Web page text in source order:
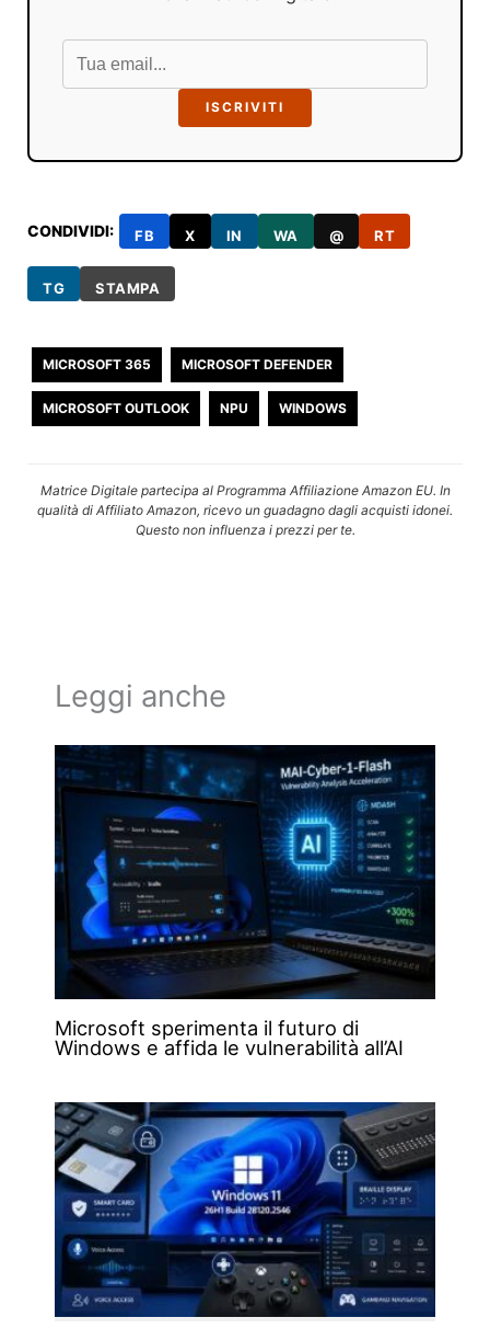
ISCRIVITI
CONDIVIDI: FB X IN WA @ RT
TG STAMPA
MICROSOFT 365 MICROSOFT DEFENDER
MICROSOFT OUTLOOK NPU WINDOWS
Matrice Digitale partecipa al Programma Affiliazione Amazon EU. In
qualità di Affiliato Amazon, ricevo un guadagno dagli acquisti idonei.
Questo non influenza i prezzi per te.
Leggi anche
Microsoft sperimenta il futuro di
Windows e affida le vulnerabilità all’AI